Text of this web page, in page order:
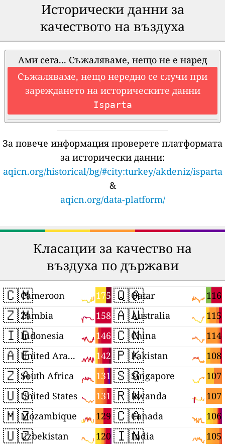
Исторически данни за
качеството на въздуха
Ами сега... Съжаляваме, нещо не е наред
Съжаляваме, нещо нередно се случи при
зареждането на историческите данни
Isparta
За повече информация проверете платформата
за исторически данни:
aqicn.org/historical/bg/#city:turkey/akdeniz/isparta
&
aqicn.org/data-platform/
Класации за качество на
въздуха по държави
🇨🇲 175
Cameroon
🇿🇲 158
Zambia
🇮🇩 146
Indonesia
🇦🇪 142
United Arab Emirates
🇿🇦 131
South Africa
🇺🇸 131
United States
🇲🇿 129
Mozambique
🇺🇿 120
Uzbekistan
🇶🇦 116
Qatar
🇦🇺 115
Australia
🇨🇳 114
China
🇵🇰 108
Pakistan
🇸🇬 107
Singapore
🇷🇼 107
Rwanda
🇨🇦 106
Canada
🇮🇳 105
India